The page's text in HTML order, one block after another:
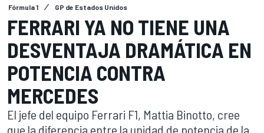
Fórmula 1 GP de Estados Unidos
FERRARI YA NO TIENE UNA
DESVENTAJA DRAMÁTICA EN
POTENCIA CONTRA
MERCEDES
El jefe del equipo Ferrari F1, Mattia Binotto, cree
que la diferencia entre la unidad de potencia de la